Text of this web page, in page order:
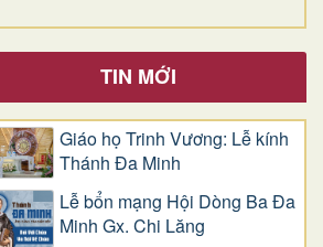
TIN MỚI
Giáo họ Trinh Vương: Lễ kính
Thánh Đa Minh
Lễ bổn mạng Hội Dòng Ba Đa
Minh Gx. Chi Lăng